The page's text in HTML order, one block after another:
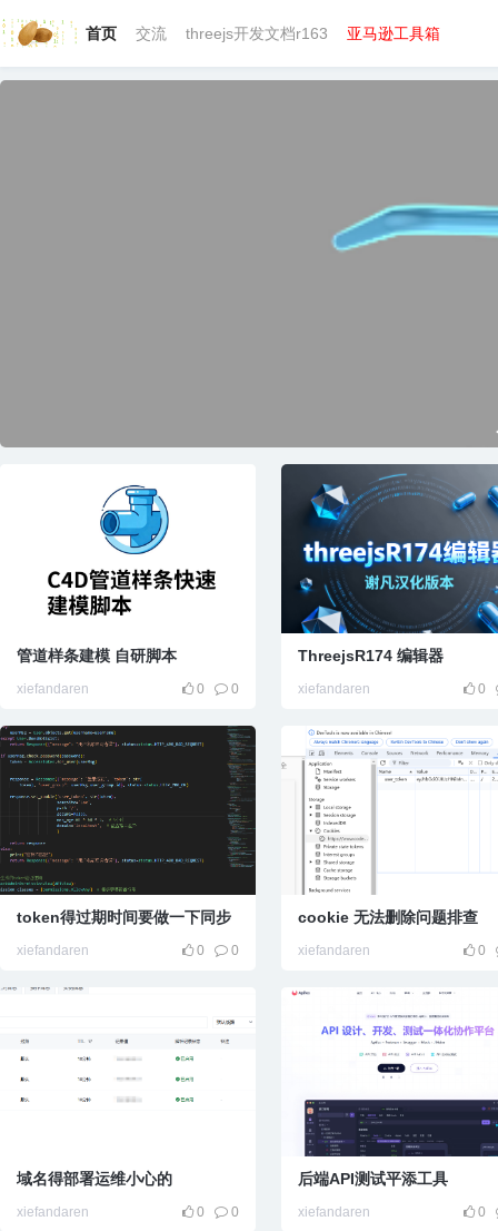
首页 交流 threejs开发文档r163 亚马逊工具箱
管道样条建模 自研脚本
0 0
xiefandaren
ThreejsR174 编辑器
0
xiefandaren
token得过期时间要做一下同步
0 0
xiefandaren
cookie 无法删除问题排查
0
xiefandaren
域名得部署运维小心的
0 0
xiefandaren
后端API测试平添工具
0
xiefandaren